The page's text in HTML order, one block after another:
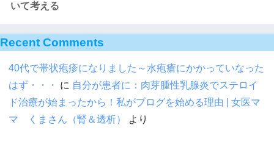
いて考える
Recent Comments
40代で帯状疱疹になりました～水疱瘡にかかっていなった
はず・・・
に 自分が患者に：肉芽腫性乳腺炎でステロイ
ド治療が始まったから！私がブログを始める理由 | 女医マ
マ くまさん（腎＆透析）
より